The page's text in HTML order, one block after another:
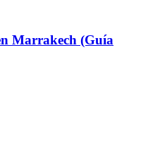
Marrakech (Guía